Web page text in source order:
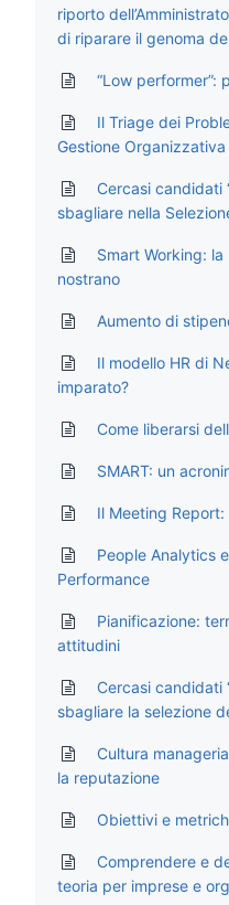
riporto
di riparare il genoma
“Low performer”:
Il Triage dei
Gestione Organizzativa
Cercasi candidati
sbagliare nella
Smart Working: la
nostrano
Aumento di
Il modello HR di
imparato?
Come liberarsi
SMART: un
Il Meeting
People Analytics
Performance
Pianificazione:
attitudini
Cercasi candidati
sbagliare la selezione
Cultura
la reputazione
Obiettivi e
Comprendere e
teoria per imprese e